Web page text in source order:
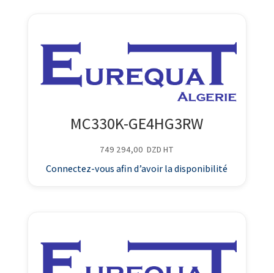
MC330K-GE4HG3RW
749 294,00 DZD HT
Connectez-vous afin d’avoir la disponibilité